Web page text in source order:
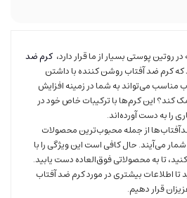
روتین پوستی بسیار از ما قرار دارد، کرم ضد
که کرم ضد آفتاب روشن کننده با داشتن
می‌تواند به شما در زمینه افزایش
کند؟ این کرم‌ها با ترکیبات خاص خود در
را به دست آورده‌اند.
از جمله محبوب‌ترین محصولات
می‌آیند. حال کافی است این ویژگی را با
تا به محصولاتی فوق‌العاده دست یابید.
تا اطلاعات بیشتری در مورد کرم ضد آفتاب
قرار دهیم.